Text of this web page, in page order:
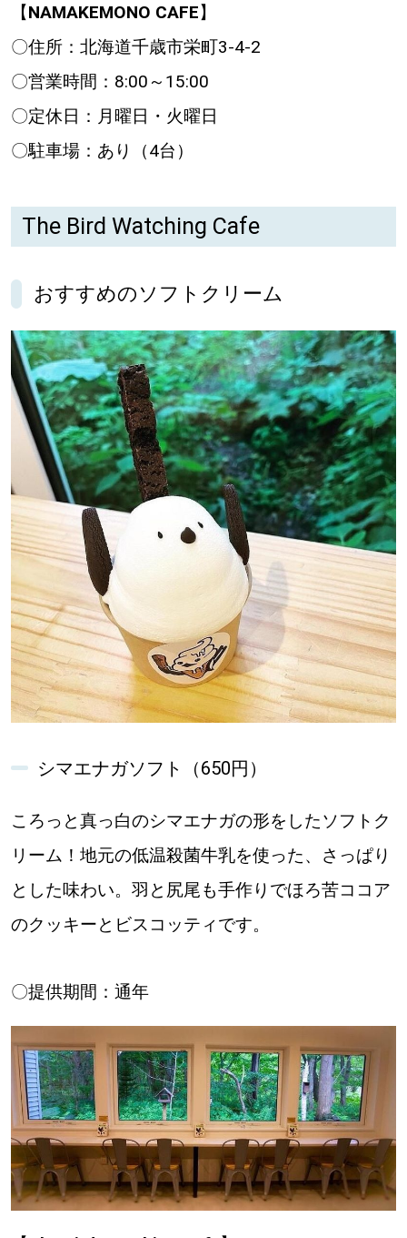
【NAMAKEMONO CAFE】
〇住所：北海道千歳市栄町3-4-2
〇営業時間：8:00～15:00
〇定休日：月曜日・火曜日
〇駐車場：あり（4台）
The Bird Watching Cafe
おすすめのソフトクリーム
シマエナガソフト（650円）
ころっと真っ白のシマエナガの形をしたソフトク
リーム！地元の低温殺菌牛乳を使った、さっぱり
とした味わい。羽と尻尾も手作りでほろ苦ココア
のクッキーとビスコッティです。
〇提供期間：通年